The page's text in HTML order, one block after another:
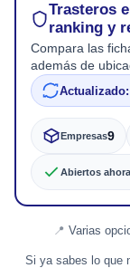
Trasteros
ranking y
Compara las
además de
Empresas9
Abiertos ahora
Varias
Si ya sabes lo que